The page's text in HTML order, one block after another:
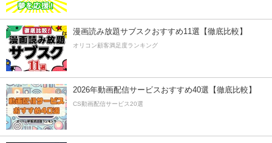
漫画読み放題サブスクおすすめ11選【徹底比較】
オリコン顧客満足度ランキング
2026年動画配信サービスおすすめ40選【徹底比較】
CS動画配信サービス20選